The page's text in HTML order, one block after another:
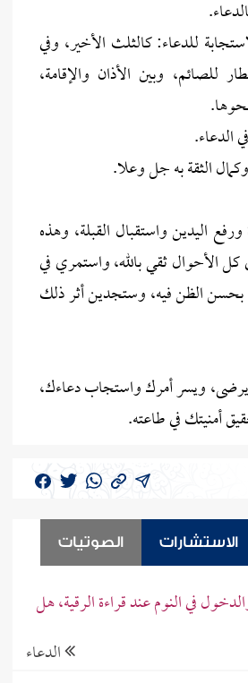
للدعاء: كالثلث الأخير، وفي
للصائم، وبين الأذان والإقامة،
ورفع اليدين واستقبال القبلة، وهذه
الأحوال ثقي بالله، واستمري في
بحسن الظن فيه، وستجدين أثر ذلك
ويسر أمرك واستجاب دعاءك،
أمنيتك في طاعته.
الاستشارات الصوتيات
في النوم عند قراءة الرقية، هل
الدعاء